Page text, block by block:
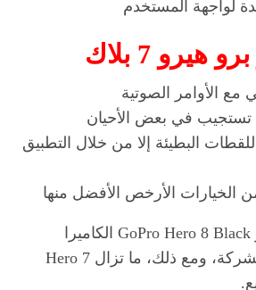
لواجهة المستخدم
هيرو 7 بلاك
مع الأوامر الصوتية
تستجيب في بعض الأحيان
البطيئة إلا من خلال التطبيق
الخيارات الأرخص الأفضل منها
حاليا كما قلنا، تعتبر GoPro Hero 8 Black الكاميرا
الرئيسية بالنسبة للشركة، ومع ذلك، ما تزال Hero 7